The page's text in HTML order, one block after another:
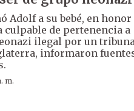
Adolf a su bebé, en honor
culpable de pertenencia a
ilegal por un
informaron
m.